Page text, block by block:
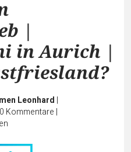
|
in Aurich |
Leonhard |
0 Kommentare |